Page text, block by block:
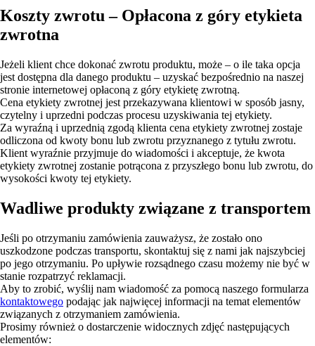
Koszty zwrotu – Opłacona z góry etykieta
zwrotna
Jeżeli klient chce dokonać zwrotu produktu, może – o ile taka opcja
jest dostępna dla danego produktu – uzyskać bezpośrednio na naszej
stronie internetowej opłaconą z góry etykietę zwrotną.
Cena etykiety zwrotnej jest przekazywana klientowi w sposób jasny,
czytelny i uprzedni podczas procesu uzyskiwania tej etykiety.
Za wyraźną i uprzednią zgodą klienta cena etykiety zwrotnej zostaje
odliczona od kwoty bonu lub zwrotu przyznanego z tytułu zwrotu.
Klient wyraźnie przyjmuje do wiadomości i akceptuje, że kwota
etykiety zwrotnej zostanie potrącona z przyszłego bonu lub zwrotu, do
wysokości kwoty tej etykiety.
Wadliwe produkty związane z transportem
Jeśli po otrzymaniu zamówienia zauważysz, że zostało ono
uszkodzone podczas transportu, skontaktuj się z nami jak najszybciej
po jego otrzymaniu. Po upływie rozsądnego czasu możemy nie być w
stanie rozpatrzyć reklamacji.
Aby to zrobić, wyślij nam wiadomość za pomocą naszego formularza
kontaktowego podając jak najwięcej informacji na temat elementów
związanych z otrzymaniem zamówienia.
Prosimy również o dostarczenie widocznych zdjęć następujących
elementów: